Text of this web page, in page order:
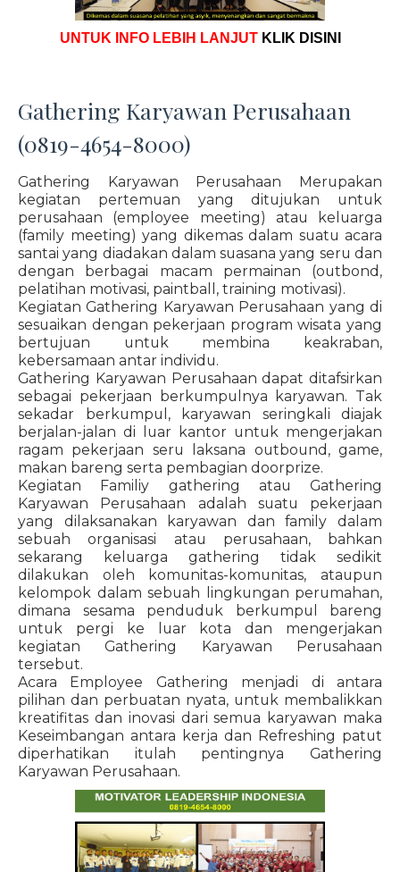
UNTUK INFO LEBIH LANJUT KLIK DISINI
Gathering Karyawan Perusahaan
(0819-4654-8000)
Gathering Karyawan Perusahaan Merupakan
kegiatan pertemuan yang ditujukan untuk
perusahaan (employee meeting) atau keluarga
(family meeting) yang dikemas dalam suatu acara
santai yang diadakan dalam suasana yang seru dan
dengan berbagai macam permainan (outbond,
pelatihan motivasi, paintball, training motivasi).
Kegiatan Gathering Karyawan Perusahaan yang di
sesuaikan dengan pekerjaan program wisata yang
bertujuan untuk membina keakraban,
kebersamaan antar individu.
Gathering Karyawan Perusahaan dapat ditafsirkan
sebagai pekerjaan berkumpulnya karyawan. Tak
sekadar berkumpul, karyawan seringkali diajak
berjalan-jalan di luar kantor untuk mengerjakan
ragam pekerjaan seru laksana outbound, game,
makan bareng serta pembagian doorprize.
Kegiatan Familiy gathering atau Gathering
Karyawan Perusahaan adalah suatu pekerjaan
yang dilaksanakan karyawan dan family dalam
sebuah organisasi atau perusahaan, bahkan
sekarang keluarga gathering tidak sedikit
dilakukan oleh komunitas-komunitas, ataupun
kelompok dalam sebuah lingkungan perumahan,
dimana sesama penduduk berkumpul bareng
untuk pergi ke luar kota dan mengerjakan
kegiatan Gathering Karyawan Perusahaan
tersebut.
Acara Employee Gathering menjadi di antara
pilihan dan perbuatan nyata, untuk membalikkan
kreatifitas dan inovasi dari semua karyawan maka
Keseimbangan antara kerja dan Refreshing patut
diperhatikan itulah pentingnya Gathering
Karyawan Perusahaan.